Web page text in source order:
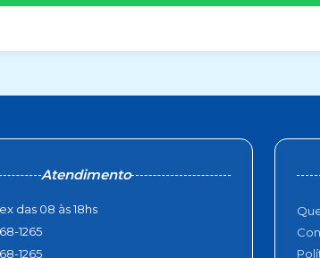
Atendimento
das 08 às 18hs
1265
1265